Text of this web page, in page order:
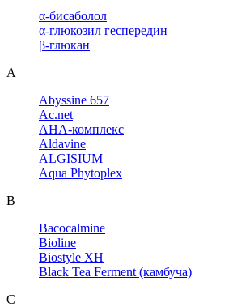
α-бисаболол
α-глюкозил геспередин
β-глюкан
A
Abyssine 657
Ac.net
AHA-комплекс
Aldavine
ALGISIUM
Aqua Phytoplex
B
Bacocalmine
Bioline
Biostyle XH
Black Tea Ferment (камбуча)
C